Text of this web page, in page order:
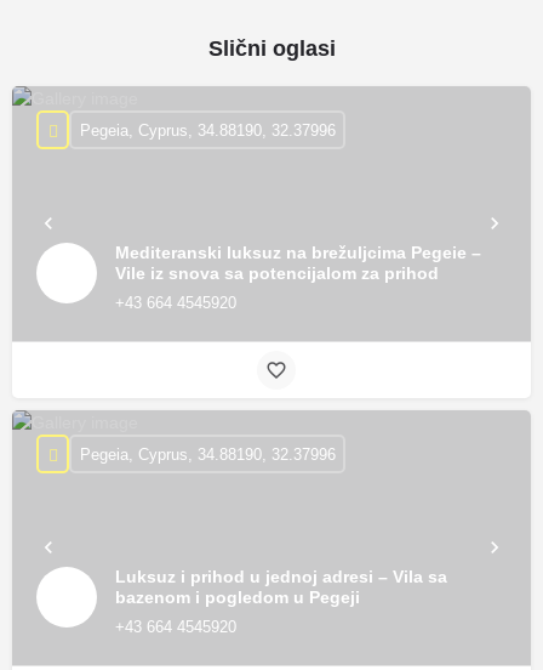
Slični oglasi
Mediteranski luksuz na brežuljcima Pegeie –
Vile iz snova sa potencijalom za prihod
+43 664 4545920
Pegeia, Cyprus, 34.88190, 32.37996
Luksuz i prihod u jednoj adresi – Vila sa
bazenom i pogledom u Pegeji
+43 664 4545920
Pegeia, Cyprus, 34.88190, 32.37996